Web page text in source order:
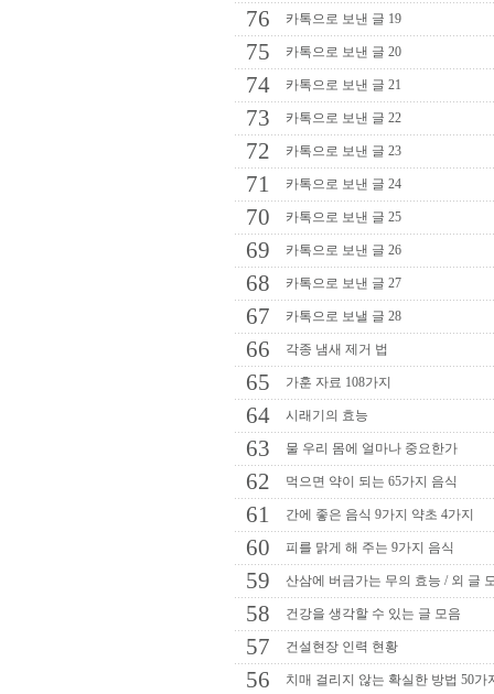
76 카톡으로 보낸 글 19
75 카톡으로 보낸 글 20
74 카톡으로 보낸 글 21
73 카톡으로 보낸 글 22
72 카톡으로 보낸 글 23
71 카톡으로 보낸 글 24
70 카톡으로 보낸 글 25
69 카톡으로 보낸 글 26
68 카톡으로 보낸 글 27
67 카톡으로 보낼 글 28
66 각종 냄새 제거 법
65 가훈 자료 108가지
64 시래기의 효능
63 물 우리 몸에 얼마나 중요한가
62 먹으면 약이 되는 65가지 음식
61 간에 좋은 음식 9가지 약초 4가지
60 피를 맑게 해 주는 9가지 음식
59 산삼에 버금가는 무의 효능 / 외 글
58 건강을 생각할 수 있는 글 모음
57 건설현장 인력 현황
56 치매 걸리지 않는 확실한 방법 50가